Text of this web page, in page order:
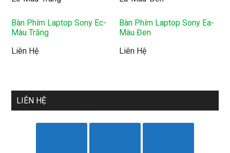
Bàn Phím Laptop Sony Ec-
Màu Trắng
Liên Hệ
Bàn Phím Laptop Sony Ea-
Màu Đen
Liên Hệ
LIÊN HỆ